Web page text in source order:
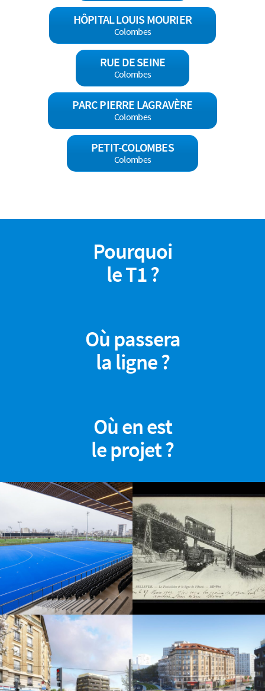
HÔPITAL LOUIS MOURIER
Colombes
RUE DE SEINE
Colombes
PARC PIERRE LAGRAVÈRE
Colombes
PETIT-COLOMBES
Colombes
Pourquoi
le T1 ?
Où passera
la ligne ?
Où en est
le projet ?